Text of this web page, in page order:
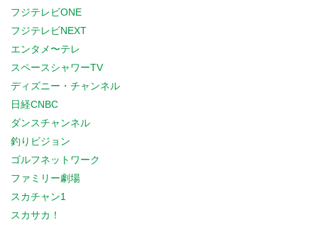
フジテレビONE
フジテレビNEXT
エンタメ〜テレ
スペースシャワーTV
ディズニー・チャンネル
日経CNBC
ダンスチャンネル
釣りビジョン
ゴルフネットワーク
ファミリー劇場
スカチャン1
スカサカ！